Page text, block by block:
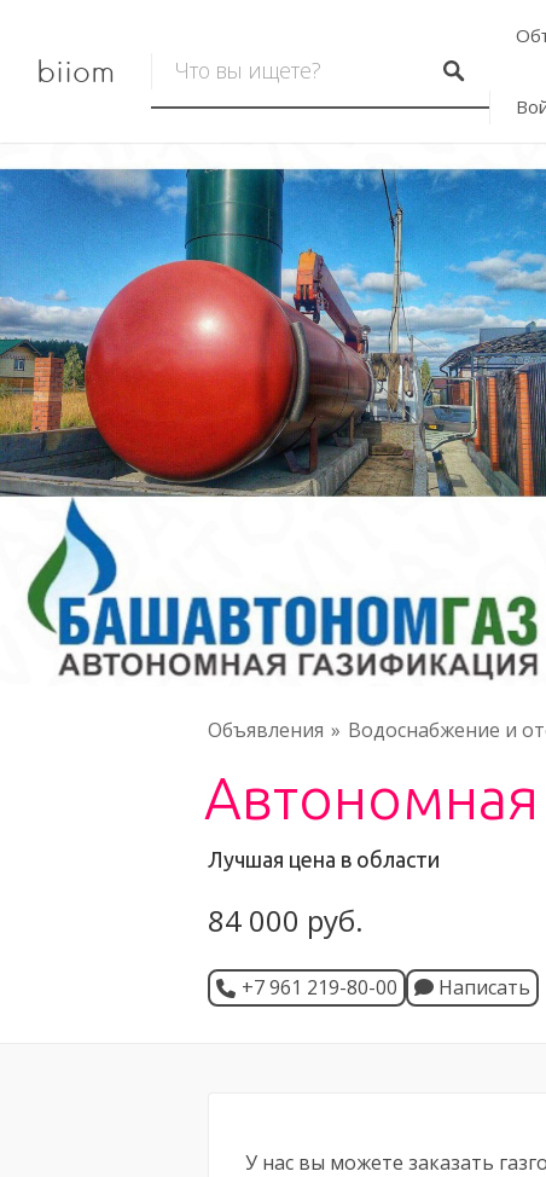
biiom
Объявления Водоснабжение и
Лучшая цена в области
84 000 руб.
+7 961 219-80-00 Написать
У нас вы можете заказать